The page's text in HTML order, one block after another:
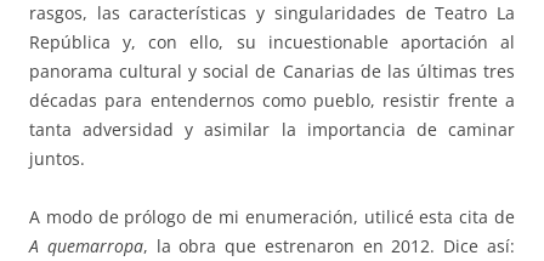
rasgos, las características y singularidades de Teatro La
República y, con ello, su incuestionable aportación al
panorama cultural y social de Canarias de las últimas tres
décadas para entendernos como pueblo, resistir frente a
tanta adversidad y asimilar la importancia de caminar
juntos.
A modo de prólogo de mi enumeración, utilicé esta cita de
A quemarropa, la obra que estrenaron en 2012. Dice así: